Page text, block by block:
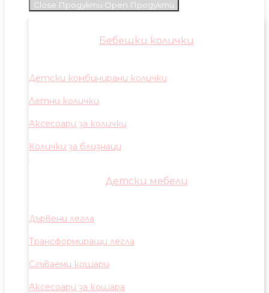
Close Продукти Open Продукти
Бебешки колички
Детски комбинирани колички
Летни колички
Аксесоари за колички
Колички за близнаци
Детски мебели
Дървени легла
Трансформиращи легла
Сгъваеми кошари
Аксесоари за кошара